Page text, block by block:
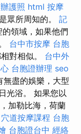
辦護照 html 按摩
眾所周知的。 記
領域，如果他們
台中市按摩 台胞
對相似。 台中外
台胞證辦理 seo
無盡的娛樂，大型
光浴。 如果您以
加勒比海，荷蘭
穴道按摩課程 台胞
台胞證台中 經絡